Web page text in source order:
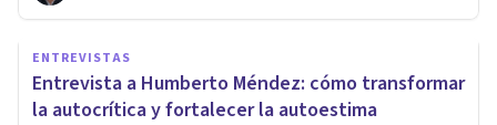
ENTREVISTAS
Entrevista a Humberto Méndez: cómo transformar
la autocrítica y fortalecer la autoestima